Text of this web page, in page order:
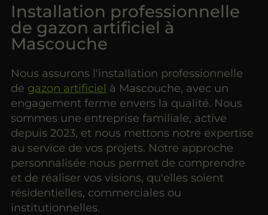
Installation professionnelle
de gazon artificiel à
Mascouche
Nous assurons l'installation professionnelle
de gazon artificiel à Mascouche, avec un
engagement ferme envers la qualité. Nous
sommes une entreprise familiale, active
depuis 2023, et nous mettons notre expertise
au service de vos projets. Notre approche
personnalisée nous permet de comprendre
et de réaliser vos visions, qu'elles soient
résidentielles, commerciales ou
institutionnelles.